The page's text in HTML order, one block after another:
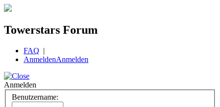
Towerstars Forum
FAQ |
AnmeldenAnmelden
Anmelden
Benutzername: